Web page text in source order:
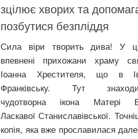
зцілює хворих та
позбутися безпліддя
Сила віри творить дива! У
впевнені прихожани храму
Іоанна Хрестителя, що в
Франківську. Тут
чудотворна ікона Матері
Ласкавої Станиславівської.
копія, яка вже прославилася